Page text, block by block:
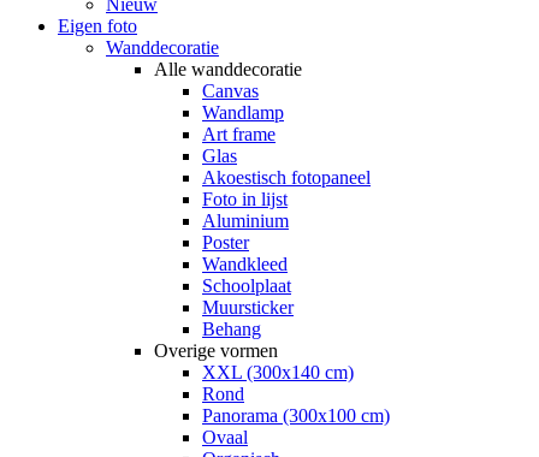
Eigen foto
Wanddecoratie
Alle wanddecoratie
Canvas
Wandlamp
Art frame
Glas
Akoestisch fotopaneel
Foto in lijst
Aluminium
Poster
Wandkleed
Schoolplaat
Muursticker
Behang
Overige vormen
XXL (300x140 cm)
Rond
Panorama (300x100 cm)
Ovaal